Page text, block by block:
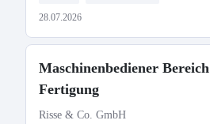
28.07.2026
Maschinenbediener Bereich
Fertigung
Risse & Co. GmbH